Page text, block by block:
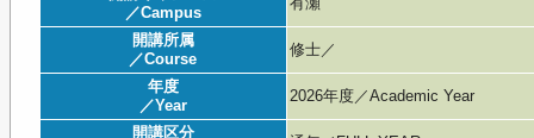
／Campus
開講所属
／Course
修士／
年度
／Year
2026年度／Academic Year
開講区分